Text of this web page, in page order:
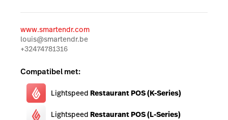
www.smartendr.com
louis@smartendr.be
+32474781316
Compatibel met:
Lightspeed Restaurant POS (K-Series)
Lightspeed Restaurant POS (L-Series)